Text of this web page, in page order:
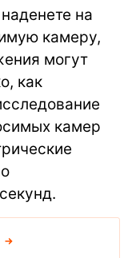
на
камеру,
могут
как
камер